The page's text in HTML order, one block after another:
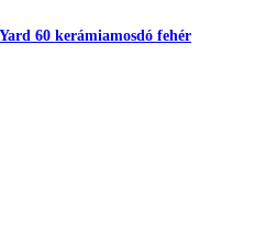
60 kerámiamosdó fehér